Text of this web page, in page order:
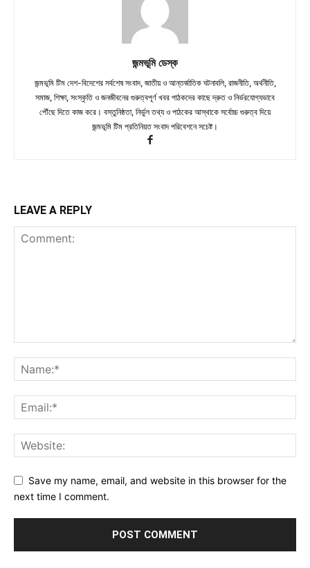
জন্মভূমি ডেস্ক
জন্মভূমি টিম দেশ-বিদেশের সর্বশেষ সংবাদ, জাতীয় ও আন্তর্জাতিক ঘটনাবলি, রাজনীতি, অর্থনীতি,
সমাজ, শিক্ষা, সংস্কৃতি ও জনজীবনের গুরুত্বপূর্ণ খবর পাঠকদের কাছে দ্রুত ও নির্ভরযোগ্যভাবে
পৌঁছে দিতে কাজ করে। বস্তুনিষ্ঠতা, নির্ভুল তথ্য ও পাঠকের আস্থাকে সর্বোচ্চ গুরুত্ব দিয়ে
জন্মভূমি টিম প্রতিনিয়ত সংবাদ পরিবেশনে সচেষ্ট।
LEAVE A REPLY
Save my name, email, and website in this browser for the
next time I comment.